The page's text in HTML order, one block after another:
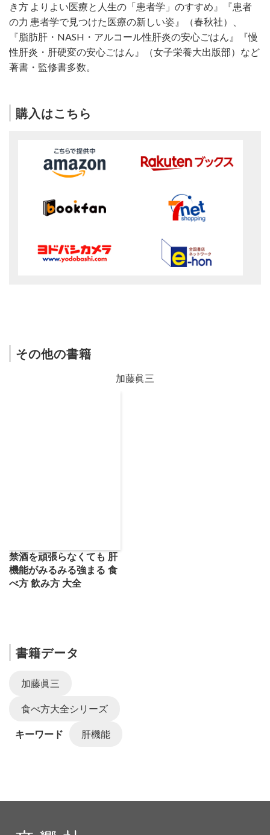
き方 よりよい医療と人生の「患者学」のすすめ』『患者
の力 患者学で見つけた医療の新しい姿』（春秋社）、
『脂肪肝・NASH・アルコール性肝炎の安心ごはん』『慢
性肝炎・肝硬変の安心ごはん』（女子栄養大出版部）など
著書・監修書多数。
購入はこちら
その他の書籍
加藤眞三
禁酒を頑張らなくても 肝
機能がみるみる強まる 食
べ方 飲み方 大全
書籍データ
加藤眞三
食べ方大全シリーズ
キーワード 肝機能